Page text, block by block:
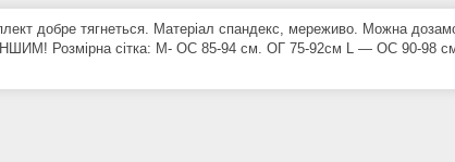
добре тягнеться. Матеріал спандекс, мереживо. Можна
Розмірна сітка: M- ОС 85-94 см. ОГ 75-92см L — ОС 90-98